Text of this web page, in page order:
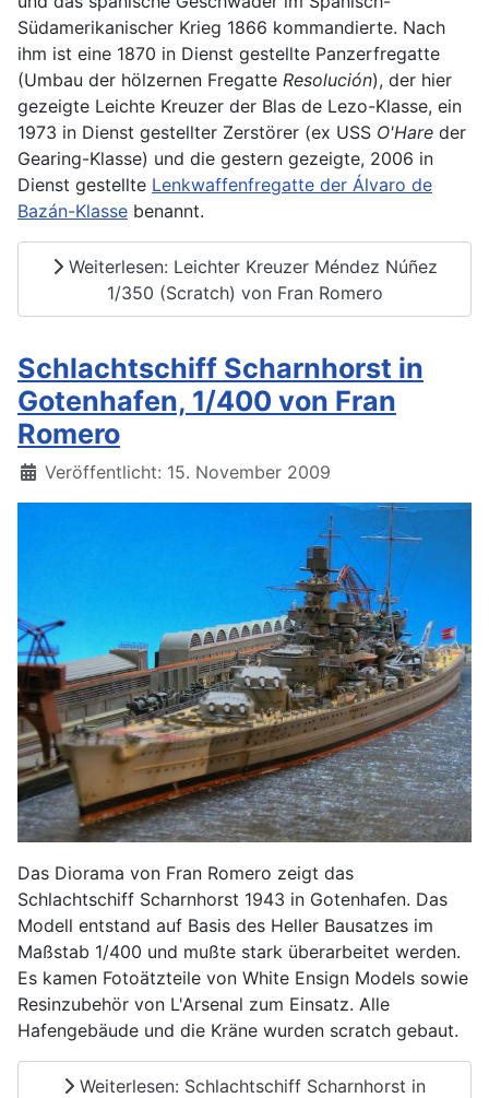
Südamerikanischer Krieg 1866 kommandierte. Nach
ihm ist eine 1870 in Dienst gestellte Panzerfregatte
(Umbau der hölzernen Fregatte Resolución), der hier
gezeigte Leichte Kreuzer der Blas de Lezo-Klasse, ein
1973 in Dienst gestellter Zerstörer (ex USS O'Hare der
Gearing-Klasse) und die gestern gezeigte, 2006 in
Dienst gestellte Lenkwaffenfregatte der Álvaro de
Bazán-Klasse benannt.
Weiterlesen: Leichter Kreuzer Méndez Núñez
1/350 (Scratch) von Fran Romero
Schlachtschiff Scharnhorst in
Gotenhafen, 1/400 von Fran
Romero
Details
Veröffentlicht: 15. November 2009
Das Diorama von Fran Romero zeigt das
Schlachtschiff Scharnhorst 1943 in Gotenhafen. Das
Modell entstand auf Basis des Heller Bausatzes im
Maßstab 1/400 und mußte stark überarbeitet werden.
Es kamen Fotoätzteile von White Ensign Models sowie
Resinzubehör von L'Arsenal zum Einsatz. Alle
Hafengebäude und die Kräne wurden scratch gebaut.
Weiterlesen: Schlachtschiff Scharnhorst in